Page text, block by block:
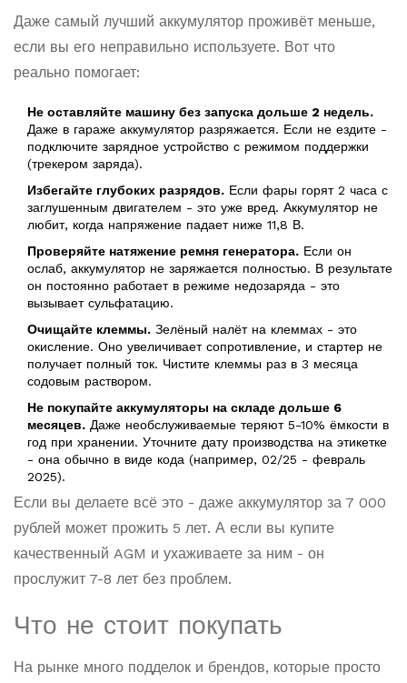
Даже самый лучший аккумулятор проживёт меньше,
если вы его неправильно используете. Вот что
реально помогает:
Не оставляйте машину без запуска дольше 2 недель.
Даже в гараже аккумулятор разряжается. Если не ездите -
подключите зарядное устройство с режимом поддержки
(трекером заряда).
Избегайте глубоких разрядов. Если фары горят 2 часа с
заглушенным двигателем - это уже вред. Аккумулятор не
любит, когда напряжение падает ниже 11,8 В.
Проверяйте натяжение ремня генератора. Если он
ослаб, аккумулятор не заряжается полностью. В результате
он постоянно работает в режиме недозаряда - это
вызывает сульфатацию.
Очищайте клеммы. Зелёный налёт на клеммах - это
окисление. Оно увеличивает сопротивление, и стартер не
получает полный ток. Чистите клеммы раз в 3 месяца
содовым раствором.
Не покупайте аккумуляторы на складе дольше 6
месяцев. Даже необслуживаемые теряют 5-10% ёмкости в
год при хранении. Уточните дату производства на этикетке
- она обычно в виде кода (например, 02/25 - февраль
2025).
Если вы делаете всё это - даже аккумулятор за 7 000
рублей может прожить 5 лет. А если вы купите
качественный AGM и ухаживаете за ним - он
прослужит 7-8 лет без проблем.
Что не стоит покупать
На рынке много подделок и брендов, которые просто